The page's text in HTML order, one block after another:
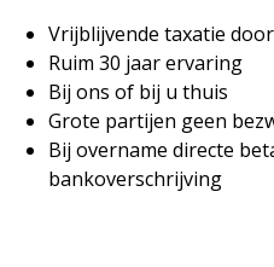
Vrijblijvende taxatie
Ruim 30 jaar ervaring
Bij ons of bij u thuis
Grote partijen geen
Bij overname directe
bankoverschrijving